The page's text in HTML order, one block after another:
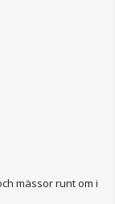
mässor runt om i